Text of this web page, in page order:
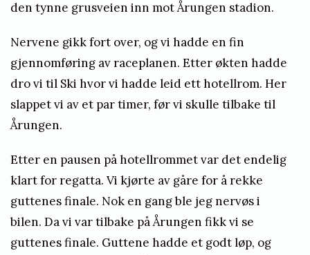
den tynne grusveien inn mot Årungen stadion.
Nervene gikk fort over, og vi hadde en fin
gjennomføring av raceplanen. Etter økten hadde
dro vi til Ski hvor vi hadde leid ett hotellrom. Her
slappet vi av et par timer, før vi skulle tilbake til
Årungen.
Etter en pausen på hotellrommet var det endelig
klart for regatta. Vi kjørte av gåre for å rekke
guttenes finale. Nok en gang ble jeg nervøs i
bilen. Da vi var tilbake på Årungen fikk vi se
guttenes finale. Guttene hadde et godt løp, og